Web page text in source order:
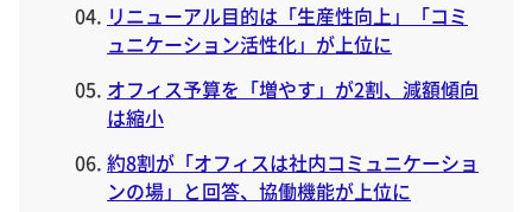
リニューアル目的は「生産性向上」「コミ
ュニケーション活性化」が上位に
オフィス予算を「増やす」が2割、減額傾向
は縮小
約8割が「オフィスは社内コミュニケーショ
ンの場」と回答、協働機能が上位に